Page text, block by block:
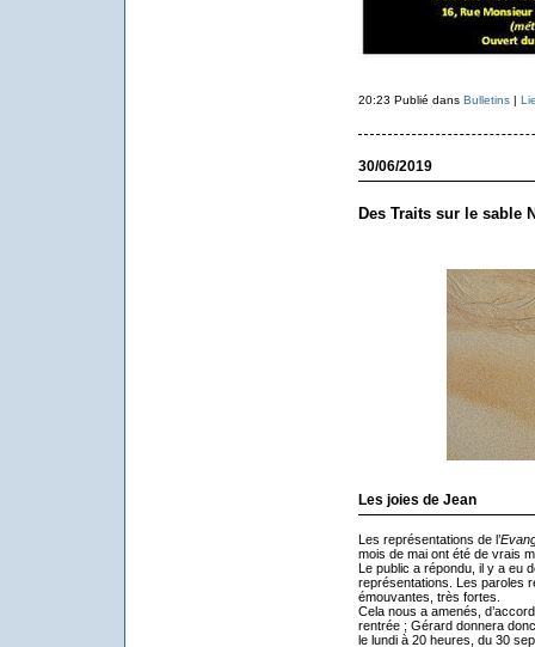
20:23 Publié dans Bulletins|
30/06/2019
Des Traits sur le sable
Les joies de Jean
Les représentations de l’
mois de mai ont été de vrais
Le public a répondu, il y a eu
représentations. Les paroles
émouvantes, très fortes.
Cela nous a amenés,
rentrée ; Gérard donnera
le lundi à 20 heures, du 30